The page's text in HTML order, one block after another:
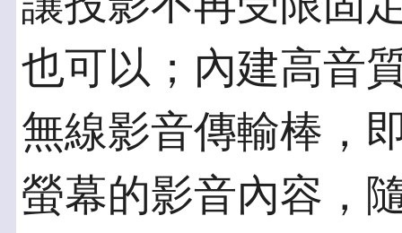
也可以；內建高音
無線影音傳輸棒，
螢幕的影音內容，